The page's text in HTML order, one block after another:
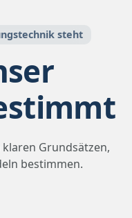
steht
Grundsätzen,
bestimmen.